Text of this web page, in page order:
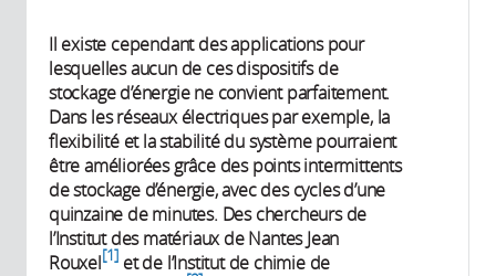
Il existe cependant des applications pour
lesquelles aucun de ces dispositifs de
stockage d’énergie ne convient parfaitement.
Dans les réseaux électriques par exemple, la
flexibilité et la stabilité du système pourraient
être améliorées grâce des points intermittents
de stockage d’énergie, avec des cycles d’une
quinzaine de minutes. Des chercheurs de
l’Institut des matériaux de Nantes Jean
Rouxel 1 et de l’Institut de chimie de